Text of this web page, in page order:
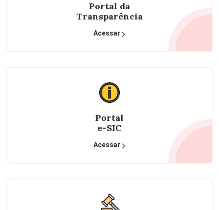
Portal da
Transparência
Acessar
Portal
e-SIC
Acessar